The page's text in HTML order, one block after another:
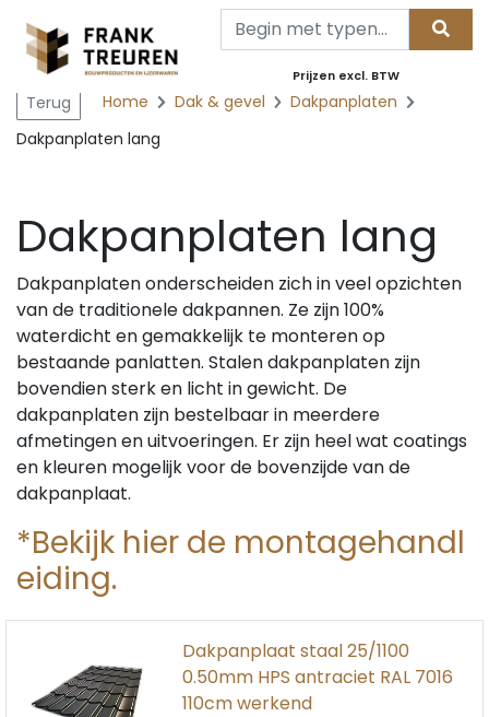
Prijzen excl. BTW
Terug Home Dak & gevel
Dakpanplaten
Dakpanplaten lang
Dakpanplaten lang
Dakpanplaten onderscheiden zich in veel opzichten
van de traditionele dakpannen. Ze zijn 100%
waterdicht en gemakkelijk te monteren op
bestaande panlatten. Stalen dakpanplaten zijn
bovendien sterk en licht in gewicht. De
dakpanplaten zijn bestelbaar in meerdere
afmetingen en uitvoeringen. Er zijn heel wat coatings
en kleuren mogelijk voor de bovenzijde van de
dakpanplaat.
*Bekijk hier de montagehandl
eiding.
Dakpanplaat staal 25/1100
0.50mm HPS antraciet RAL 7016
110cm werkend